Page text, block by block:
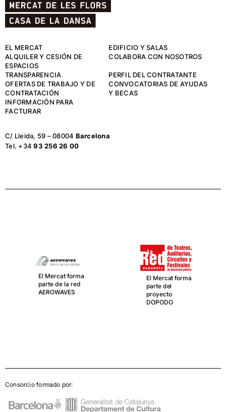
EL MERCAT
EDIFICIO Y SALAS
ALQUILER Y CESIÓN DE
ESPACIOS
COLABORA CON NOSOTROS
TRANSPARENCIA
PERFIL DEL CONTRATANTE
OFERTAS DE TRABAJO Y DE
CONTRATACIÓN
CONVOCATORIAS DE AYUDAS
Y BECAS
INFORMACIÓN PARA
FACTURAR
C/ Lleida, 59 – 08004 Barcelona
Tel. +3493 256 26 00
El Mercat forma
parte de la red
AEROWAVES
El Mercat forma
parte del
proyecto
DOPODO
Consorcio formado por: